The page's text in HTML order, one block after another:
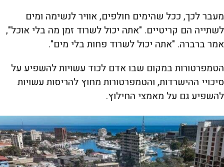
מעבר לכך, ככל שהימים חולפים, אוויר לנשימה ומים
לשתייה הם קריטיים. "אתה יכול לשרוד זמן מה בלי אוכל",
אמר ברברה. "אתה יכול לשרוד פחות בלי מים".
הטמפרטורות במקום שבו אדם לכוד עשויות להשפיע על
סיכויי ההישרדות, והטמפרטורות מחוץ להריסות עשויות
להשפיע גם על מאמצי החילוץ.